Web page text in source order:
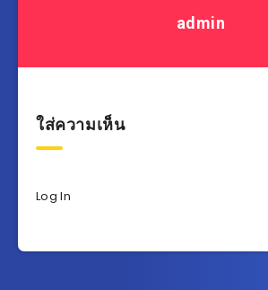
admin
ใส่ความเห็น
Log In